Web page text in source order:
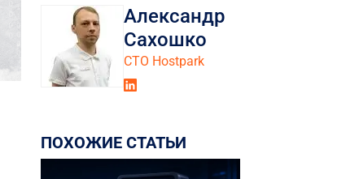
Слабые стороны:
AWS (Amazon Web Services):
облачная инновация в вашем
ЦОД
Александр
Сахошко
СТО Hostpark
ПОХОЖИЕ СТАТЬИ